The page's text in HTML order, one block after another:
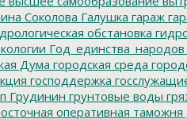
Соколова Галушка гараж
обстановка
Дума городская среда
господдержка
Грудинин грунтовые воды
оперативная таможня